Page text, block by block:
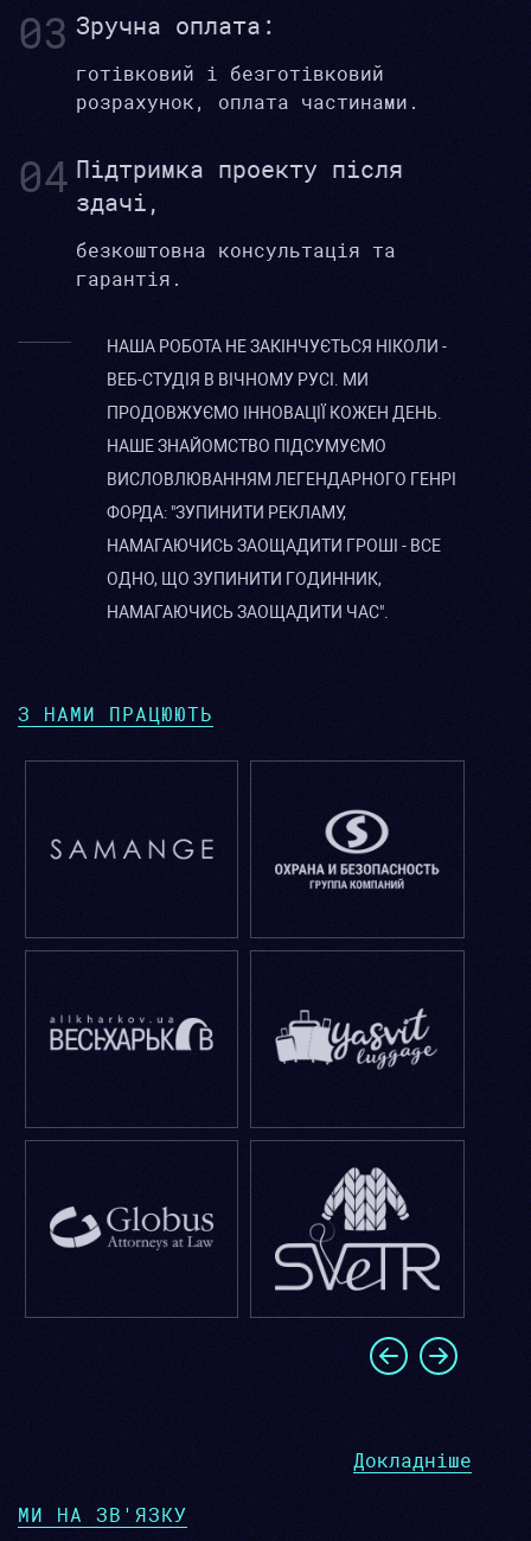
03 Зручна оплата:
готівковий і безготівковий
розрахунок, оплата частинами.
04 Підтримка проекту після
здачі,
безкоштовна консультація та
гарантія.
НАША РОБОТА НЕ ЗАКІНЧУЄТЬСЯ НІКОЛИ -
ВЕБ-СТУДІЯ В ВІЧНОМУ РУСІ. МИ
ПРОДОВЖУЄМО ІННОВАЦІЇ КОЖЕН ДЕНЬ.
НАШЕ ЗНАЙОМСТВО ПІДСУМУЄМО
ВИСЛОВЛЮВАННЯМ ЛЕГЕНДАРНОГО ГЕНРІ
ФОРДА: "ЗУПИНИТИ РЕКЛАМУ,
НАМАГАЮЧИСЬ ЗАОЩАДИТИ ГРОШІ - ВСЕ
ОДНО, ЩО ЗУПИНИТИ ГОДИННИК,
НАМАГАЮЧИСЬ ЗАОЩАДИТИ ЧАС".
З НАМИ ПРАЦЮЮТЬ
Докладніше
МИ НА ЗВ'ЯЗКУ